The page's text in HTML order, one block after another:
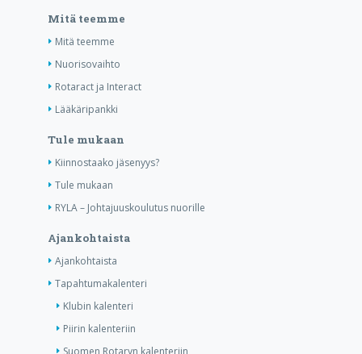
Mitä teemme
Mitä teemme
Nuorisovaihto
Rotaract ja Interact
Lääkäripankki
Tule mukaan
Kiinnostaako jäsenyys?
Tule mukaan
RYLA – Johtajuuskoulutus nuorille
Ajankohtaista
Ajankohtaista
Tapahtumakalenteri
Klubin kalenteri
Piirin kalenteriin